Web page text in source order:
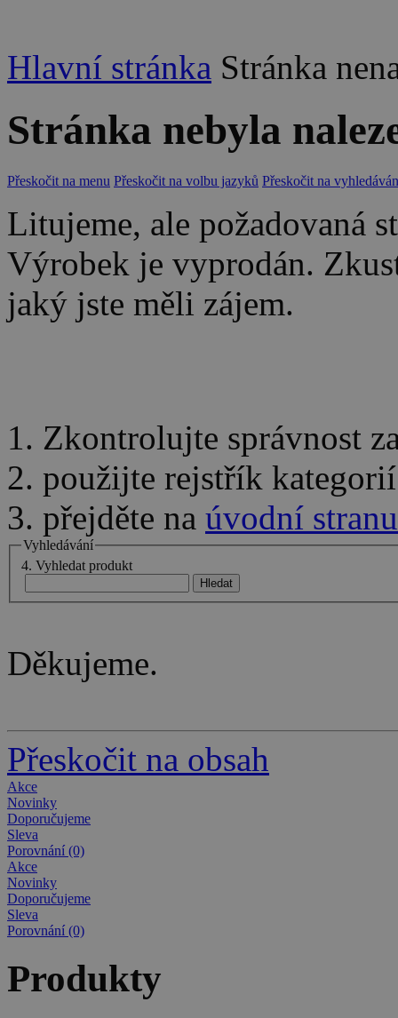
Hlavní stránka Stránka
Stránka nebyla
Přeskočit na menu Přeskočit na volbu jazyků Přeskočit na
Litujeme, ale požadovaná
Výrobek je vyprodán.
jaký jste měli zájem.
1. Zkontrolujte správnost
2. použijte rejstřík
3. přejděte na úvodní stranu
4. Vyhledat produkt
Vyhledávání
Děkujeme.
Přeskočit na obsah
Akce
Novinky
Doporučujeme
Sleva
Porovnání (0)
Akce
Novinky
Doporučujeme
Sleva
Porovnání (0)
Produkty